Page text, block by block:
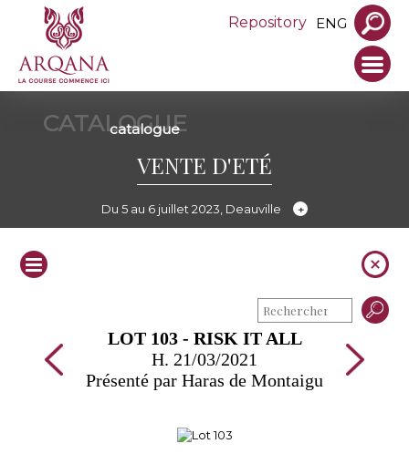
Repository ENG
CATALOGUE
catalogue
VENTE D'ETÉ
Du 5 au 6 juillet 2023, Deauville
LOT 103 - RISK IT ALL
H. 21/03/2021
Présenté par Haras de Montaigu